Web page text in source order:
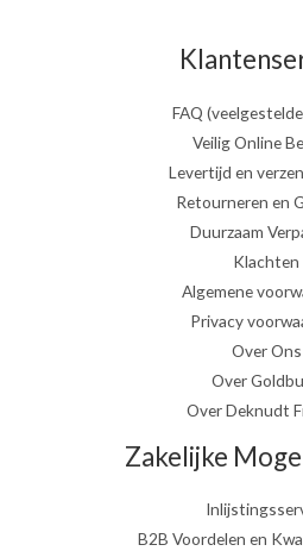
FAQ
Veilig Online
Levertijd en
Retourneren en
Duurzaam
Klachten
Algemene
Privacy
Over Ons
Over
Over Deknudt
Zakelijke
B2B Voordelen en